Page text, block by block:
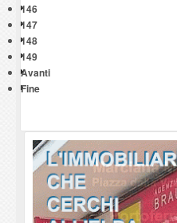
146
147
148
149
Avanti
Fine